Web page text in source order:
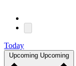
Today
Upcoming Upcoming